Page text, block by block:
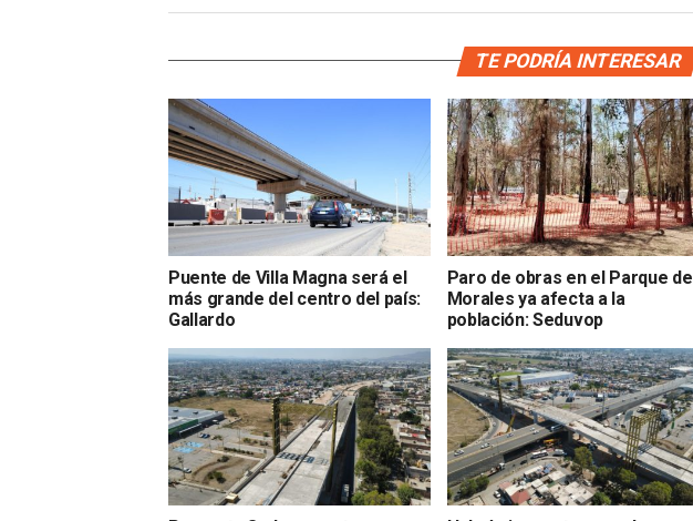
TE PODRÍA INTERESAR
Puente de Villa Magna será el
más grande del centro del país:
Gallardo
Paro de obras en el Parque de
Morales ya afecta a la
población: Seduvop